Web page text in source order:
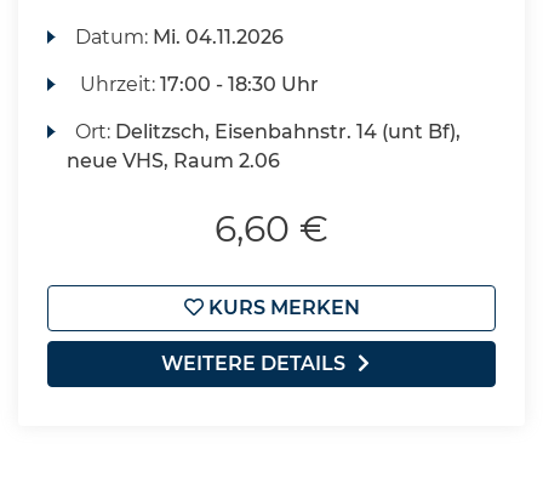
Datum: Mi. 04.11.2026
Uhrzeit:17:00 - 18:30 Uhr
Ort: Delitzsch, Eisenbahnstr. 14 (unt Bf),
neue VHS, Raum 2.06
6,60 €
KURS MERKEN
WEITERE DETAILS